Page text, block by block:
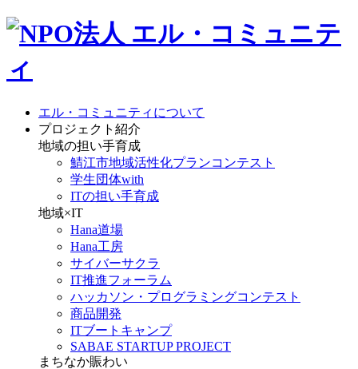
エル・コミュニティについて
プロジェクト紹介
地域の担い手育成
鯖江市地域活性化プランコンテスト
学生団体with
ITの担い手育成
地域×IT
Hana道場
Hana工房
サイバーサクラ
IT推進フォーラム
ハッカソン・プログラミングコンテスト
商品開発
ITブートキャンプ
SABAE STARTUP PROJECT
まちなか賑わい